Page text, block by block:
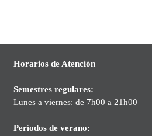
Horarios de Atención
Semestres regulares:
Lunes a viernes: de 7h00 a 21h00
Períodos de verano: